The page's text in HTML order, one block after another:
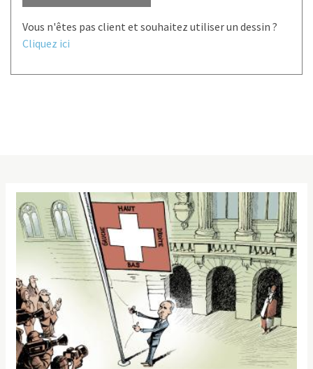
Vous n'êtes pas client et souhaitez utiliser un dessin ?
Cliquez ici